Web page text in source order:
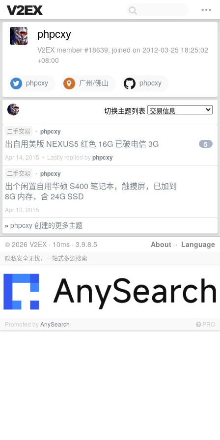
phpcxy
V2EX member #18639, joined on 2012-03-25 18:25:02
+08:00
phpcxy 广州/佛山 phpcxy
切换主题列表
二手交易 • phpcxy
出自用美版 NEXUS5 红色 16G 已破电信 3G
Apr 14, 2015 • Lastly replied byphpcxy
5
二手交易 • phpcxy
出个闲置自用华硕 S400 笔记本，触摸屏，已加到
8G 内存，含 24G SSD
Apr 13, 2015
» phpcxy 创建的更多主题
About · Language
© 2026 V2EX · 10ms · 3.9.8.5
隐私安全无忧，一站式多源搜索
Promoted byAnySearch PRO